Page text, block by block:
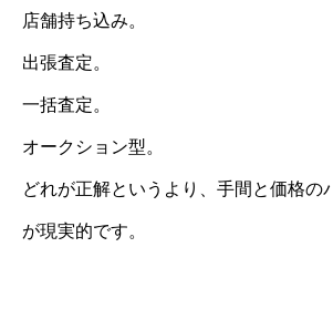
店舗持ち込み。
出張査定。
一括査定。
オークション型。
どれが正解というより、手間と価格の
が現実的です。